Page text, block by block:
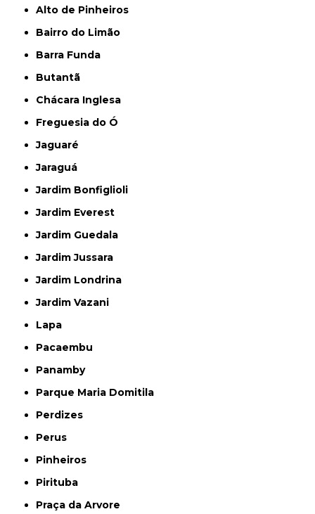
Alto de Pinheiros
Bairro do Limão
Barra Funda
Butantã
Chácara Inglesa
Freguesia do Ó
Jaguaré
Jaraguá
Jardim Bonfiglioli
Jardim Everest
Jardim Guedala
Jardim Jussara
Jardim Londrina
Jardim Vazani
Lapa
Pacaembu
Panamby
Parque Maria Domitila
Perdizes
Perus
Pinheiros
Pirituba
Praça da Arvore